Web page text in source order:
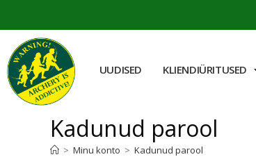
UUDISED KLIENDIÜRITUSED
Kadunud parool
> Minu konto > Kadunud parool